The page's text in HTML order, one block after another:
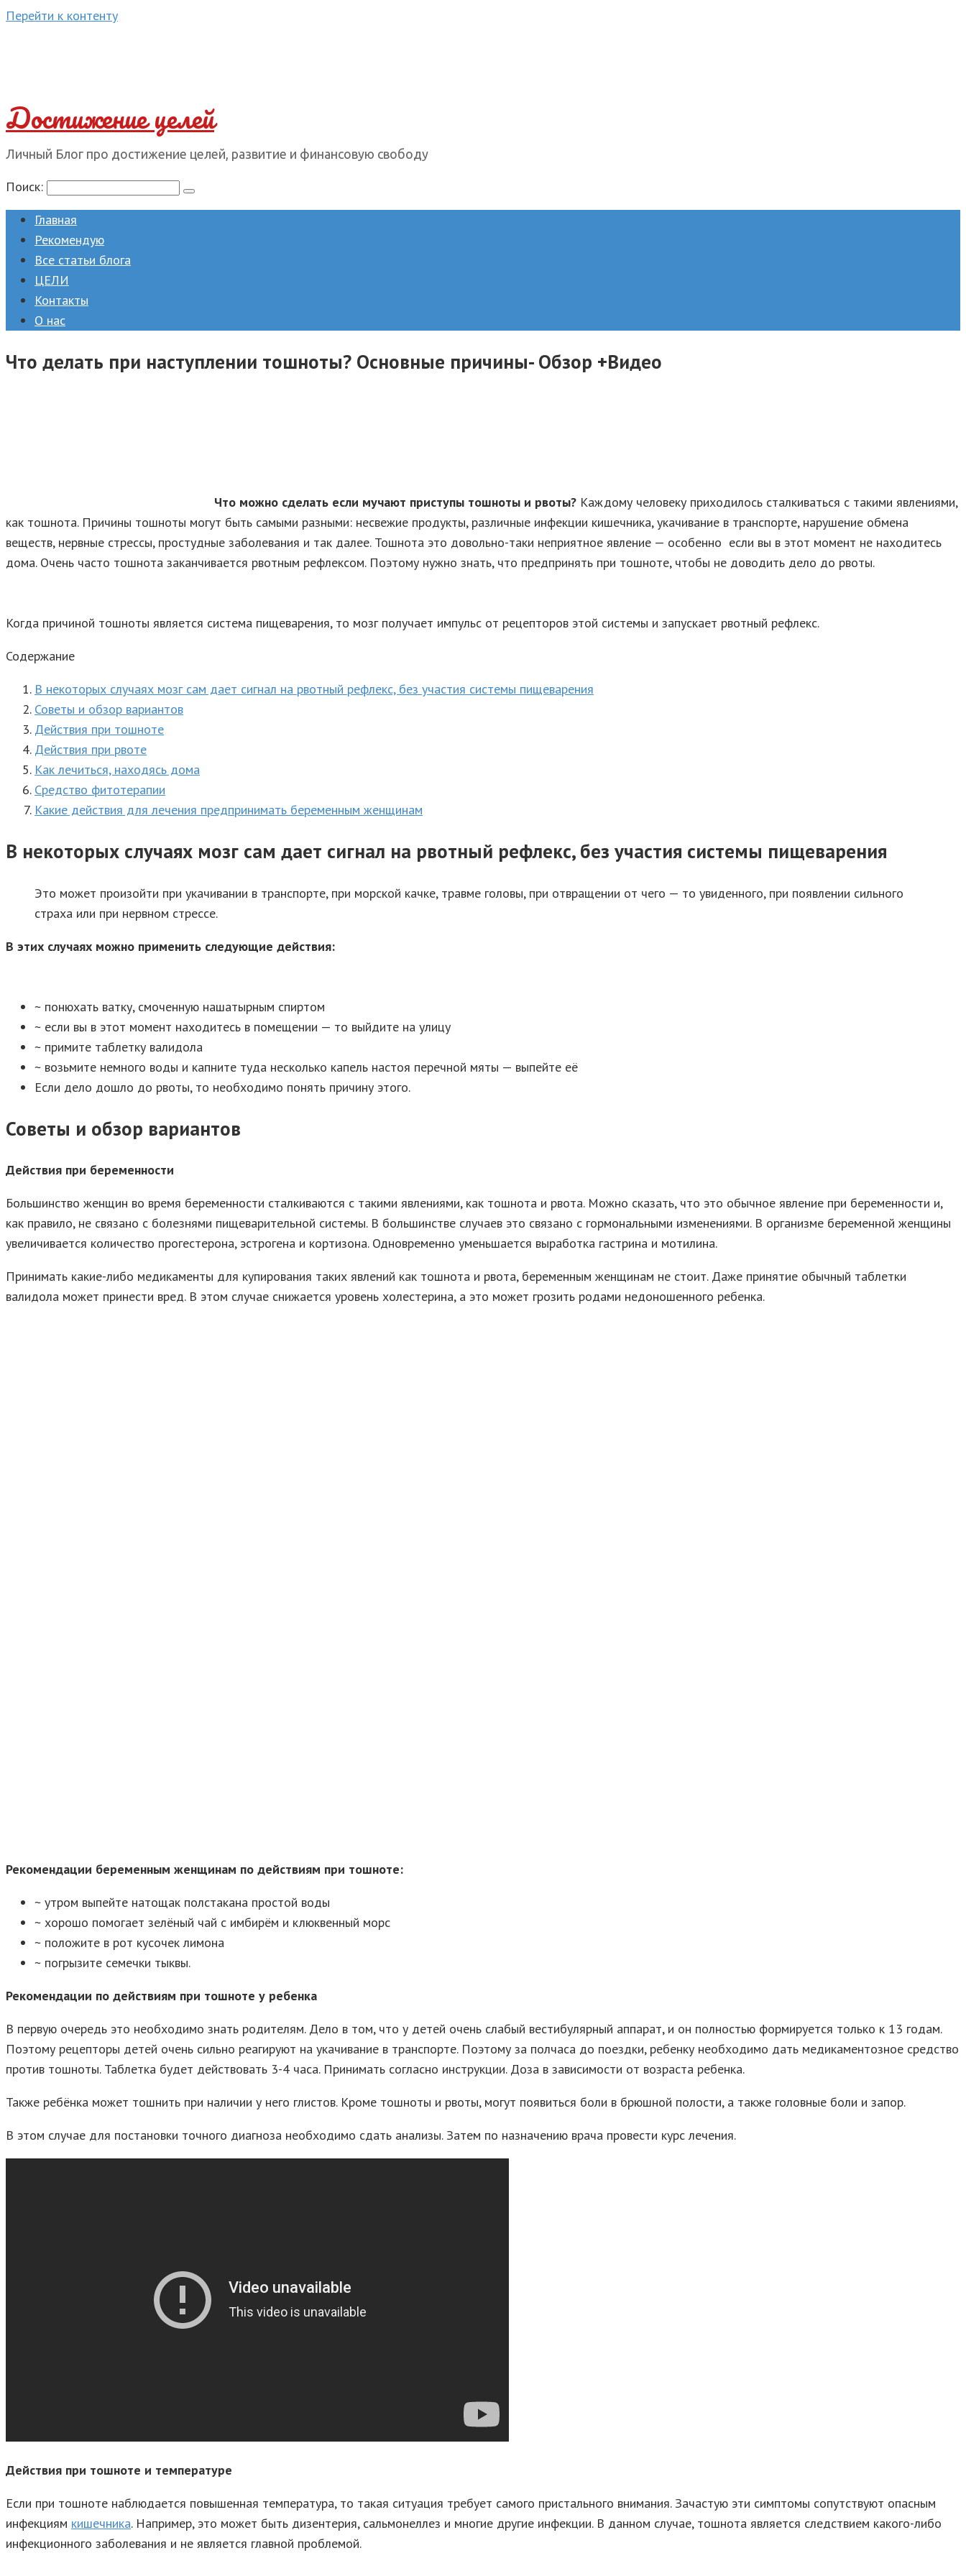
Перейти к контенту
Достижение целей
Личный Блог про достижение целей, развитие и финансовую свободу
Поиск:
Главная
Рекомендую
Все статьи блога
ЦЕЛИ
Контакты
О нас
Что делать при наступлении тошноты? Основные причины- Обзор +Видео
Что можно сделать если мучают приступы тошноты и рвоты? Каждому человеку приходилось сталкиваться с такими явлениями,
как тошнота. Причины тошноты могут быть самыми разными: несвежие продукты, различные инфекции кишечника, укачивание в транспорте, нарушение обмена
веществ, нервные стрессы, простудные заболевания и так далее. Тошнота это довольно-таки неприятное явление — особенно если вы в этот момент не находитесь
дома. Очень часто тошнота заканчивается рвотным рефлексом. Поэтому нужно знать, что предпринять при тошноте, чтобы не доводить дело до рвоты.
Когда причиной тошноты является система пищеварения, то мозг получает импульс от рецепторов этой системы и запускает рвотный рефлекс.
Содержание
В некоторых случаях мозг сам дает сигнал на рвотный рефлекс, без участия системы пищеварения
Советы и обзор вариантов
Действия при тошноте
Действия при рвоте
Как лечиться, находясь дома
Средство фитотерапии
Какие действия для лечения предпринимать беременным женщинам
В некоторых случаях мозг сам дает сигнал на рвотный рефлекс, без участия системы пищеварения
Это может произойти при укачивании в транспорте, при морской качке, травме головы, при отвращении от чего — то увиденного, при появлении сильного
страха или при нервном стрессе.
В этих случаях можно применить следующие действия:
~ понюхать ватку, смоченную нашатырным спиртом
~ если вы в этот момент находитесь в помещении — то выйдите на улицу
~ примите таблетку валидола
~ возьмите немного воды и капните туда несколько капель настоя перечной мяты — выпейте её
Если дело дошло до рвоты, то необходимо понять причину этого.
Советы и обзор вариантов
Действия при беременности
Большинство женщин во время беременности сталкиваются с такими явлениями, как тошнота и рвота. Можно сказать, что это обычное явление при беременности и,
как правило, не связано с болезнями пищеварительной системы. В большинстве случаев это связано с гормональными изменениями. В организме беременной женщины
увеличивается количество прогестерона, эстрогена и кортизона. Одновременно уменьшается выработка гастрина и мотилина.
Принимать какие-либо медикаменты для купирования таких явлений как тошнота и рвота, беременным женщинам не стоит. Даже принятие обычный таблетки
валидола может принести вред. В этом случае снижается уровень холестерина, а это может грозить родами недоношенного ребенка.
Рекомендации беременным женщинам по действиям при тошноте:
~ утром выпейте натощак полстакана простой воды
~ хорошо помогает зелёный чай с имбирём и клюквенный морс
~ положите в рот кусочек лимона
~ погрызите семечки тыквы.
Рекомендации по действиям при тошноте у ребенка
В первую очередь это необходимо знать родителям. Дело в том, что у детей очень слабый вестибулярный аппарат, и он полностью формируется только к 13 годам.
Поэтому рецепторы детей очень сильно реагируют на укачивание в транспорте. Поэтому за полчаса до поездки, ребенку необходимо дать медикаментозное средство
против тошноты. Таблетка будет действовать 3-4 часа. Принимать согласно инструкции. Доза в зависимости от возраста ребенка.
Также ребёнка может тошнить при наличии у него глистов. Кроме тошноты и рвоты, могут появиться боли в брюшной полости, а также головные боли и запор.
В этом случае для постановки точного диагноза необходимо сдать анализы. Затем по назначению врача провести курс лечения.
Действия при тошноте и температуре
Если при тошноте наблюдается повышенная температура, то такая ситуация требует самого пристального внимания. Зачастую эти симптомы сопутствуют опасным
инфекциям кишечника. Например, это может быть дизентерия, сальмонеллез и многие другие инфекции. В данном случае, тошнота является следствием какого-либо
инфекционного заболевания и не является главной проблемой.